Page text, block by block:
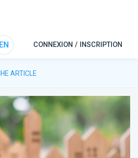
EN CONNEXION / INSCRIPTION
ARTICLE